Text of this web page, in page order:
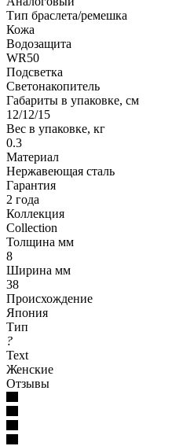
Тип браслета/ремешка
Кожа
Водозащита
WR50
Подсветка
Светонакопитель
Габариты в упаковке, см
12/12/15
Вес в упаковке, кг
0.3
Материал
Нержавеющая сталь
Гарантия
2 года
Коллекция
Collection
Толщина мм
8
Ширина мм
38
Происхождение
Япония
Тип
?
Text
Женские
Отзывы